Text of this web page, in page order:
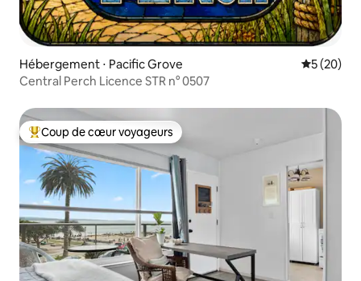
Hébergement ⋅ Pacific Grove
5 (20)
Central Perch Licence STR n° 0507
Coups de cœur voyageurs les plus appréciés
Coup de cœur voyageurs